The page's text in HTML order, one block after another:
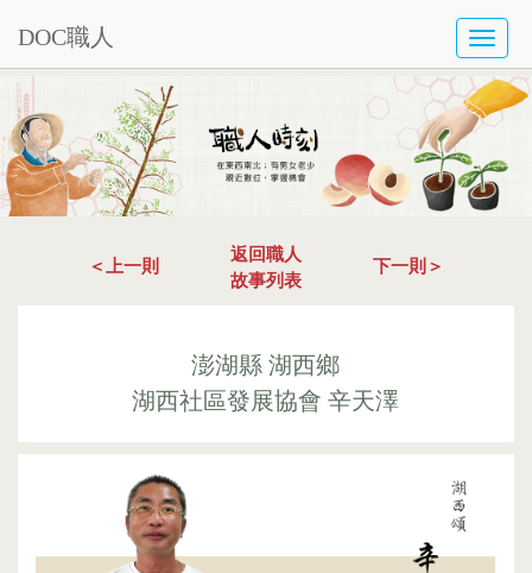
DOC職人
＜上一則
返回職人
故事列表
下一則＞
澎湖縣 湖西鄉
湖西社區發展協會 辛天澤